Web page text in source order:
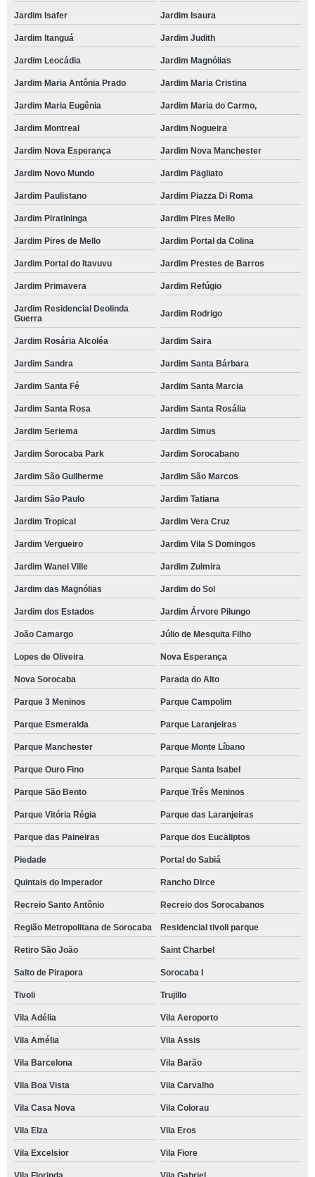
Jardim Isafer Jardim Isaura
Jardim Itanguá Jardim Judith
Jardim Leocádia Jardim Magnólias
Jardim Maria Antônia Prado Jardim Maria Cristina
Jardim Maria Eugênia Jardim Maria do Carmo,
Jardim Montreal Jardim Nogueira
Jardim Nova Esperança Jardim Nova Manchester
Jardim Novo Mundo Jardim Pagliato
Jardim Paulistano Jardim Piazza Di Roma
Jardim Piratininga Jardim Pires Mello
Jardim Pires de Mello Jardim Portal da Colina
Jardim Portal do Itavuvu Jardim Prestes de Barros
Jardim Primavera Jardim Refúgio
Jardim Residencial Deolinda
Guerra
Jardim Rodrigo
Jardim Rosária Alcoléa Jardim Saira
Jardim Sandra Jardim Santa Bárbara
Jardim Santa Fé Jardim Santa Marcia
Jardim Santa Rosa Jardim Santa Rosália
Jardim Seriema Jardim Simus
Jardim Sorocaba Park Jardim Sorocabano
Jardim São Guilherme Jardim São Marcos
Jardim São Paulo Jardim Tatiana
Jardim Tropical Jardim Vera Cruz
Jardim Vergueiro Jardim Vila S Domingos
Jardim Wanel Ville Jardim Zulmira
Jardim das Magnólias Jardim do Sol
Jardim dos Estados Jardim Árvore Pilungo
João Camargo Júlio de Mesquita Filho
Lopes de Oliveira Nova Esperança
Nova Sorocaba Parada do Alto
Parque 3 Meninos Parque Campolim
Parque Esmeralda Parque Laranjeiras
Parque Manchester Parque Monte Líbano
Parque Ouro Fino Parque Santa Isabel
Parque São Bento Parque Três Meninos
Parque Vitória Régia Parque das Laranjeiras
Parque das Paineiras Parque dos Eucaliptos
Piedade Portal do Sabiá
Quintais do Imperador Rancho Dirce
Recreio Santo Antônio Recreio dos Sorocabanos
Região Metropolitana de Sorocaba Residencial tivoli parque
Retiro São João Saint Charbel
Salto de Pirapora Sorocaba I
Tivoli Trujillo
Vila Adélia Vila Aeroporto
Vila Amélia Vila Assis
Vila Barcelona Vila Barão
Vila Boa Vista Vila Carvalho
Vila Casa Nova Vila Colorau
Vila Elza Vila Eros
Vila Excelsior Vila Fiore